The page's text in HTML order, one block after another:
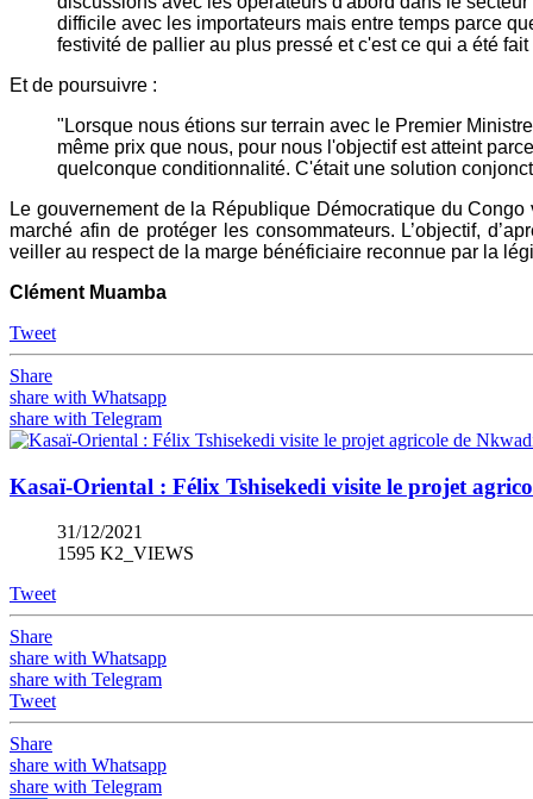
difficile avec les importateurs mais entre temps parce
festivité de pallier au plus pressé et c'est ce qui a été
Et de poursuivre :
"Lorsque nous étions sur terrain avec le Premier
même prix que nous, pour nous l'objectif est atteint
quelconque conditionnalité. C'était une solution
Le gouvernement de la République Démocratique du
marché afin de protéger les consommateurs. L’objectif,
veiller au respect de la marge bénéficiaire reconnue par la
Clément Muamba
Tweet
Share
share with Whatsapp
share with Telegram
Kasaï-Oriental : Félix Tshisekedi visite le projet
31/12/2021
1595 K2_VIEWS
Tweet
Share
share with Whatsapp
share with Telegram
Tweet
Share
share with Whatsapp
share with Telegram